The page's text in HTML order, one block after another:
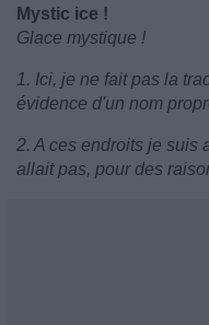
Mystic ice !
Glace mystique !
1. Ici, je ne fait pas la
évidence d'un nom
2. A ces endroits je suis
allait pas, pour des